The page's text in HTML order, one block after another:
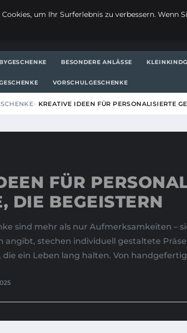
BESONDERE ANLÄSSE
VORSCHULGESCHENKE
KREATIVE IDEEN FÜR PERSONALISIERTE
FÜR
DIE BEGEISTERN
sind mehr als nur Aufmerksamkeiten –
angibt, stechen individuell gestaltete
ein Leben lang halten. Von
um Ihr Surferlebnis zu verbessern. Wenn